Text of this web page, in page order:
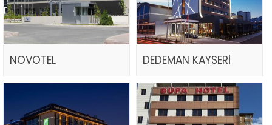
NOVOTEL DEDEMAN KAYSERİ